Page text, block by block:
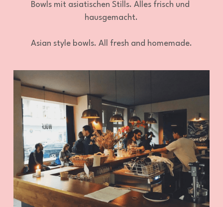
Bowls mit asiatischen Stills. Alles frisch und
hausgemacht.
Asian style bowls. All fresh and homemade.